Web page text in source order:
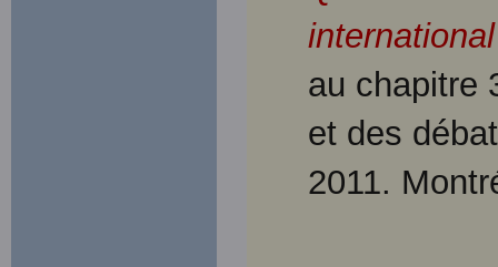
au chapitre
et des
2011.